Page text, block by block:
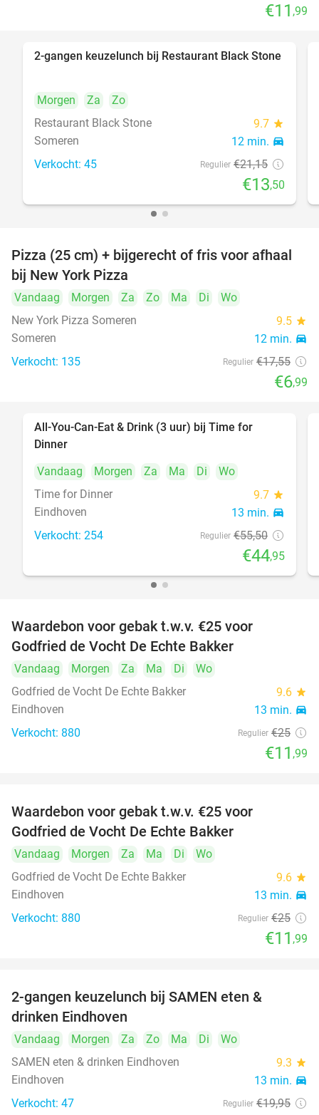
food
€11 ,99
36%
2-gangen keuzelunch bij Restaurant Black Stone
Morgen Za
Zo
Restaurant Black Stone
9.7 star
Someren 12 min. directions_car
Verkocht: 45 Regulier €21,15
€13,50
60%
Pizza (25 cm) + bijgerecht of fris voor afhaal
bij New York Pizza
Vandaag Morgen Za Zo Ma Di
Wo
New York Pizza Someren
9.5 star
Someren 12 min. directions_car
Verkocht: 135 Regulier €17,55
€6,99
All-You-Can-Eat & Drink (3 uur) bij Time for
Dinner
Vandaag
Morgen Za Ma Di
Wo
Time for Dinner
9.7 star
Eindhoven 13 min. directions_car
Verkocht: 254 Regulier €55,50
€44,95
Waardebon voor gebak t.w.v. €25 voor
Godfried de Vocht De Echte Bakker
Vandaag Morgen Za Ma Di
Wo
Godfried de Vocht De Echte Bakker
9.6 star
Eindhoven 13 min. directions_car
Verkocht: 880 Regulier €25
€11 ,99
Waardebon voor gebak t.w.v. €25 voor
Godfried de Vocht De Echte Bakker
Vandaag Morgen Za Ma Di
Wo
Godfried de Vocht De Echte Bakker
9.6 star
Eindhoven 13 min. directions_car
Verkocht: 880 Regulier €25
€11 ,99
2-gangen keuzelunch bij SAMEN eten &
drinken Eindhoven
Vandaag Morgen Za Zo Ma Di
Wo
SAMEN eten & drinken Eindhoven
9.3 star
Eindhoven 13 min. directions_car
Verkocht: 47 Regulier €19,95